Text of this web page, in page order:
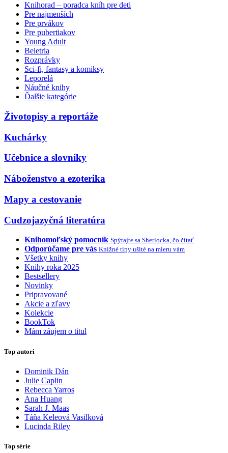
Knihorad – poradca kníh pre deti
Pre najmenších
Pre prvákov
Pre pubertiakov
Young Adult
Beletria
Rozprávky
Sci-fi, fantasy a komiksy
Leporelá
Náučné knihy
Ďalšie kategórie
Životopisy a reportáže
Kuchárky
Učebnice a slovníky
Náboženstvo a ezoterika
Mapy a cestovanie
Cudzojazyčná literatúra
Knihomoľský pomocník Spýtajte sa Sherlocka, čo čítať
Odporúčame pre vás Knižné tipy ušité na mieru vám
Všetky knihy
Knihy roka 2025
Bestsellery
Novinky
Pripravované
Akcie a zľavy
Kolekcie
BookTok
Mám záujem o titul
Top autori
Dominik Dán
Julie Caplin
Rebecca Yarros
Ana Huang
Sarah J. Maas
Táňa Keleová Vasilková
Lucinda Riley
Top série